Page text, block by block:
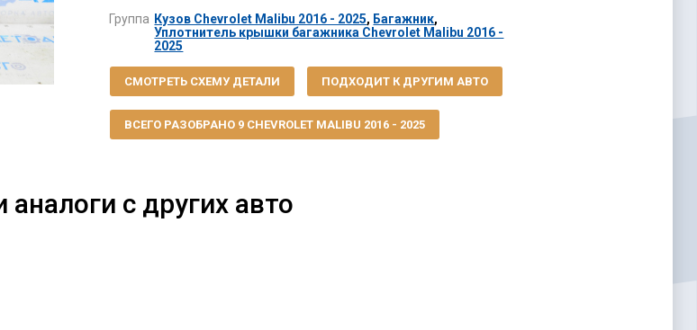
Группа Кузов Chevrolet Malibu 2016 - 2025, Багажник,
Уплотнитель крышки багажника Chevrolet Malibu 2016 -
2025
СМОТРЕТЬ СХЕМУ ДЕТАЛИ ПОДХОДИТ К ДРУГИМ АВТО
ВСЕГО РАЗОБРАНО 9 CHEVROLET MALIBU 2016 - 2025
аналоги с других авто